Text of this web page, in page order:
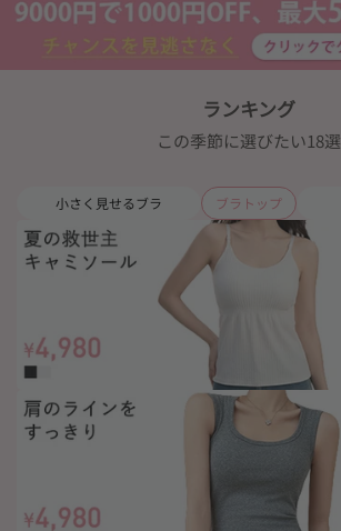
ランキング
この季節に選びたい18選
小さく見せるブラ ブラトップ